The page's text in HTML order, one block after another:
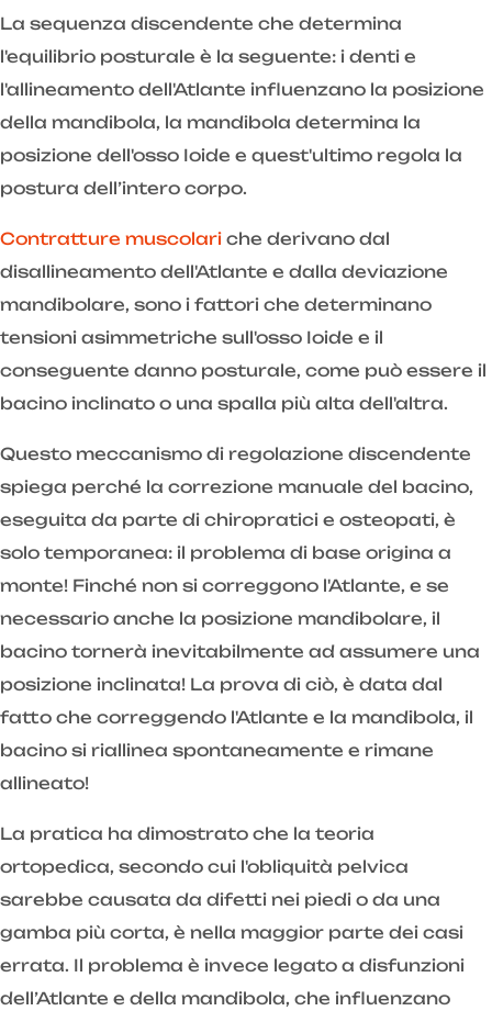
La sequenza discendente che determina
l'equilibrio posturale è la seguente: i denti e
l'allineamento dell'Atlante influenzano la posizione
della mandibola, la mandibola determina la
posizione dell'osso Ioide e quest'ultimo regola la
postura dell’intero corpo.
Contratture muscolari che derivano dal
disallineamento dell'Atlante e dalla deviazione
mandibolare, sono i fattori che determinano
tensioni asimmetriche sull'osso Ioide e il
conseguente danno posturale, come può essere il
bacino inclinato o una spalla più alta dell'altra.
Questo meccanismo di regolazione discendente
spiega perché la correzione manuale del bacino,
eseguita da parte di chiropratici e osteopati, è
solo temporanea: il problema di base origina a
monte! Finché non si correggono l'Atlante, e se
necessario anche la posizione mandibolare, il
bacino tornerà inevitabilmente ad assumere una
posizione inclinata! La prova di ciò, è data dal
fatto che correggendo l'Atlante e la mandibola, il
bacino si riallinea spontaneamente e rimane
allineato!
La pratica ha dimostrato che la teoria
ortopedica, secondo cui l'obliquità pelvica
sarebbe causata da difetti nei piedi o da una
gamba più corta, è nella maggior parte dei casi
errata. Il problema è invece legato a disfunzioni
dell’Atlante e della mandibola, che influenzano